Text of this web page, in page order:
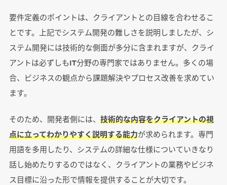
要件定義のポイントは、クライアントとの目線を合わせるこ
とです。上記でシステム開発の難しさを説明しましたが、シ
ステム開発には技術的な側面が多分に含まれますが、クライ
アントは必ずしもIT分野の専門家ではありません。多くの場
合、ビジネスの観点から課題解決やプロセス改善を求めてい
ます。
そのため、開発者側には、 技術的な内容をクライアントの視
点に立ってわかりやすく説明する能力が求められます。専門
用語を多用したり、システムの詳細な仕様についていきなり
話し始めたりするのではなく、クライアントの業務やビジネ
ス目標に沿った形で情報を提供することが大切です。